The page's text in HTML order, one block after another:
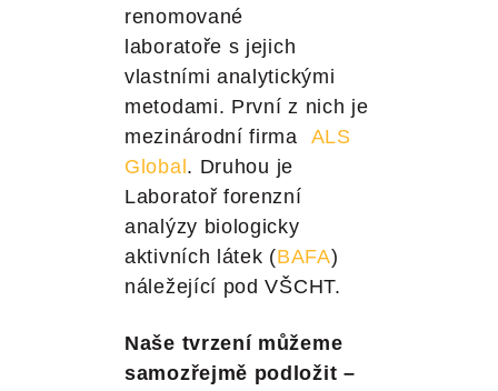
renomované
laboratoře s jejich
vlastními analytickými
metodami. První z nich je
mezinárodní firma ALS
Global . Druhou je
Laboratoř forenzní
analýzy biologicky
aktivních látek (BAFA)
náležející pod VŠCHT.
Naše tvrzení můžeme
samozřejmě podložit –